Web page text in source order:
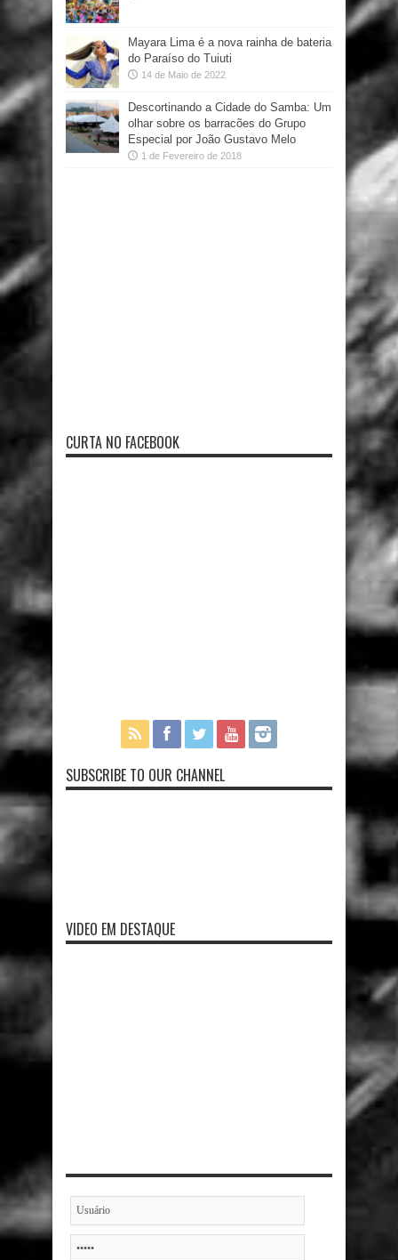
Mayara Lima é a nova rainha de bateria
do Paraíso do Tuiuti
14 de Maio de 2022
Descortinando a Cidade do Samba: Um
olhar sobre os barracões do Grupo
Especial por João Gustavo Melo
1 de Fevereiro de 2018
CURTA NO FACEBOOK
SUBSCRIBE TO OUR CHANNEL
VIDEO EM DESTAQUE